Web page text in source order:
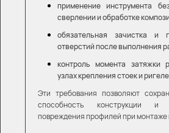
применение инструмента
сверлении и обработке
обязательная зачистка и
отверстий после выполнения
контроль момента затяжки
узлах крепления стоек и
Эти требования позволяют
способность конструкции и
повреждения профилей при монтаже